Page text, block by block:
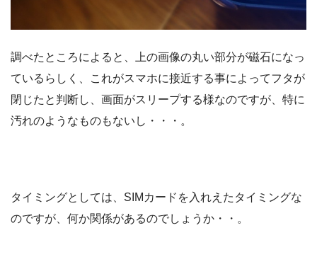
調べたところによると、上の画像の丸い部分が磁石になっ
ているらしく、これがスマホに接近する事によってフタが
閉じたと判断し、画面がスリープする様なのですが、特に
汚れのようなものもないし・・・。
タイミングとしては、SIMカードを入れえたタイミングな
のですが、何か関係があるのでしょうか・・。